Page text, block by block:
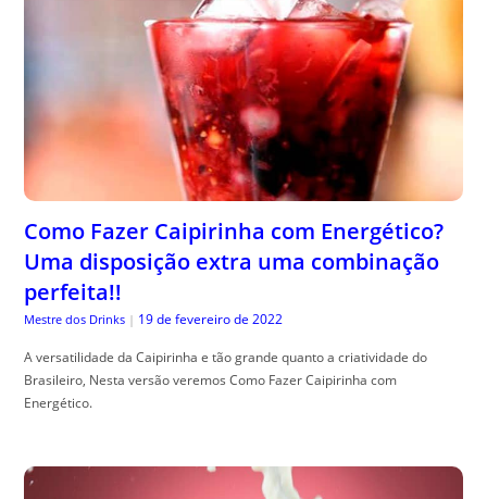
Como Fazer Caipirinha com Energético?
Uma disposição extra uma combinação
perfeita!!
Mestre dos Drinks | 19 de fevereiro de 2022
A versatilidade da Caipirinha e tão grande quanto a criatividade do
Brasileiro, Nesta versão veremos Como Fazer Caipirinha com
Energético.